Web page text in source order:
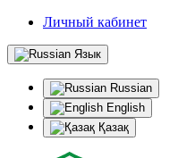
Личный кабинет
Язык
Russian
English
Қазақ